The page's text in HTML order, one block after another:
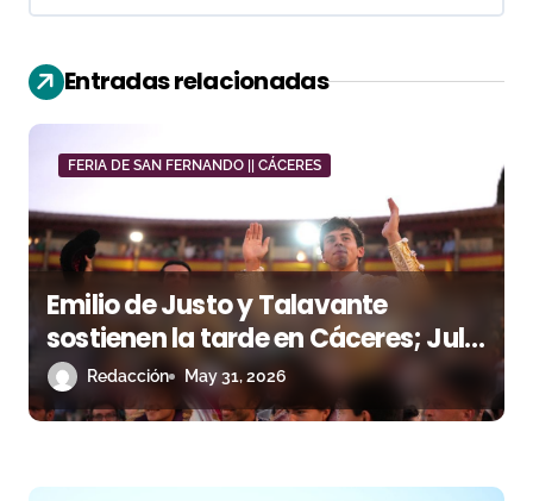
ó
n
d
e
n
t
r
a
d
Entradas relacionadas
FERIA DE SAN FERNANDO || CÁCERES
Emilio de Justo y Talavante
sostienen la tarde en Cáceres; Julio
Méndez debuta a hombros en su
alternativa
Redacción May 31, 2026